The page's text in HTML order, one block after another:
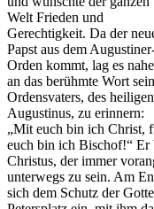
Welt Frieden und
Gerechtigkeit. Da der
Papst aus dem
Orden kommt, lag es
an das berühmte Wort
Ordensvaters, des heiligen
Augustinus, zu erinnern:
„Mit euch bin ich Christ,
euch bin ich Bischof!“ Er
Christus, der immer
unterwegs zu sein. Am
sich dem Schutz der